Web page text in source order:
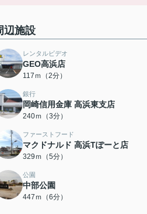
辺施設
レンタルビデオ
GEO高浜店
117ｍ（2分）
銀行
岡崎信用金庫 高浜東支店
240ｍ（3分）
ファーストフード
マクドナルド 高浜Tぽーと店
329ｍ（5分）
公園
中部公園
447ｍ（6分）